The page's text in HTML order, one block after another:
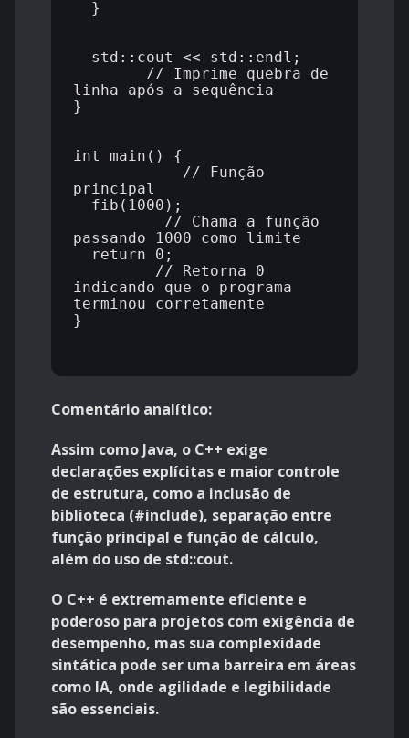
}
std::cout << std::endl;
// Imprime quebra de
linha após a sequência
}
int main() {
// Função
principal
fib(1000);
// Chama a função
passando 1000 como limite
return 0;
// Retorna 0
indicando que o programa
terminou corretamente
}
Comentário analítico:
Assim como Java, o C++ exige
declarações explícitas e maior controle
de estrutura, como a inclusão de
biblioteca (#include), separação entre
função principal e função de cálculo,
além do uso de std::cout.
O C++ é extremamente eficiente e
poderoso para projetos com exigência de
desempenho, mas sua complexidade
sintática pode ser uma barreira em áreas
como IA, onde agilidade e legibilidade
são essenciais.